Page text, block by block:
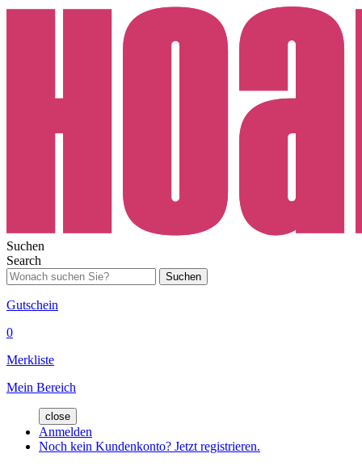
Suchen
Search
Suchen
Gutschein
0
Merkliste
Mein Bereich
close
Anmelden
Noch kein Kundenkonto? Jetzt registrieren.